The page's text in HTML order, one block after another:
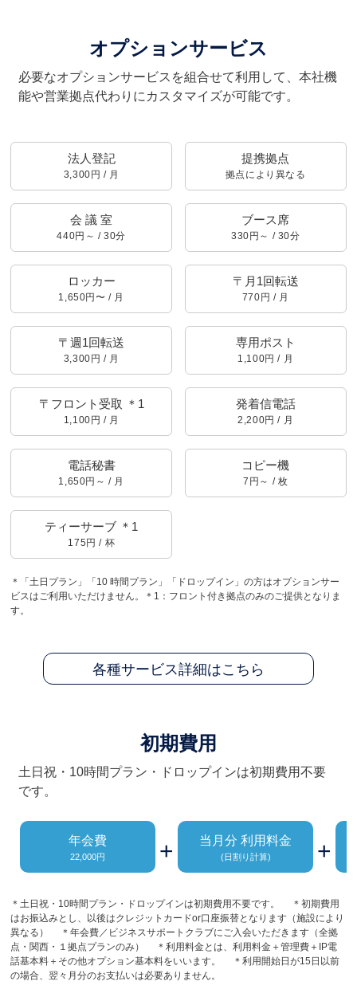
オプションサービス
必要なオプションサービスを組合せて利用して、本社機
能や営業拠点代わりにカスタマイズが可能です。
法人登記
3,300円 / 月
提携拠点
拠点により異なる
会 議 室
440円～ / 30分
ブース席
330円～ / 30分
ロッカー
1,650円〜 / 月
〒月1回転送
770円 / 月
〒週1回転送
3,300円 / 月
専用ポスト
1,100円 / 月
〒フロント受取 ＊1
1,100円 / 月
発着信電話
2,200円 / 月
電話秘書
1,650円～ / 月
コピー機
7円～ / 枚
ティーサーブ ＊1
175円 / 杯
＊「土日プラン」「10 時間プラン」「ドロップイン」の方はオプションサー
ビスはご利用いただけません。＊1：フロント付き拠点のみのご提供となりま
す。
各種サービス詳細はこちら
初期費用
土日祝・10時間プラン・ドロップインは初期費用不要
です。
年会費
22,000円 + 当月分 利用料金
(日割り計算) +
＊土日祝・10時間プラン・ドロップインは初期費用不要です。 ＊初期費用
はお振込みとし、以後はクレジットカードor口座振替となります（施設により
異なる） ＊年会費／ビジネスサポートクラブにご入会いただきます（全拠
点・関西・１拠点プランのみ） ＊利用料金とは、利用料金＋管理費＋IP電
話基本料＋その他オプション基本料をいいます。 ＊利用開始日が15日以前
の場合、翌々月分のお支払いは必要ありません。